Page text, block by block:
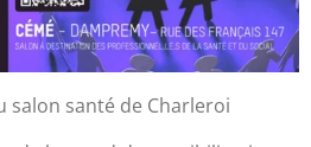
salon santé de Charleroi